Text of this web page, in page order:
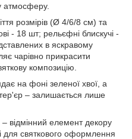
атмосферу.
розмірів (Ø 4/6/8 см) та
- 18 шт; рельєфні блискучі -
в яскравому
чарівно прикрасити
композицію.
на фоні зеленої хвої, а
– залишається лише
відмінний елемент декору
для святкового оформлення